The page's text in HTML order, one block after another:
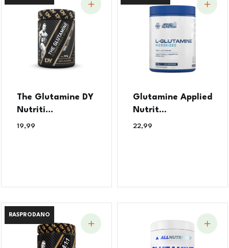
The Glutamine DY
Nutriti...
19,99
Glutamine Applied
Nutrit...
22,99
RASPRODANO
RASPRODANO